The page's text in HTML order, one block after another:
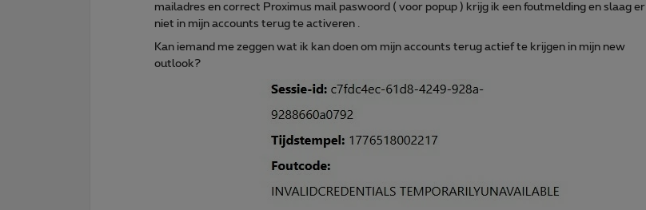
mailadres en correct Proximus mail paswoord ( voor popup ) krijg ik een foutmelding en slaag er
niet in mijn accounts terug te activeren .
Kan iemand me zeggen wat ik kan doen om mijn accounts terug actief te krijgen in mijn new
outlook?